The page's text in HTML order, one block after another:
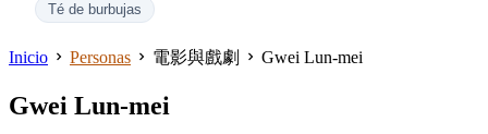
Té de burbujas
Inicio Personas 電影與戲劇 Gwei Lun-mei
Gwei Lun-mei